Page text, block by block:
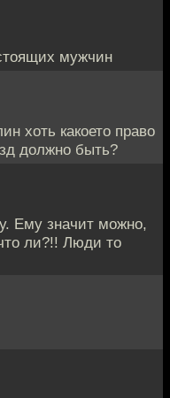
мужчин
хоть какоето право
должно быть?
Ему значит можно,
ли?!! Люди то